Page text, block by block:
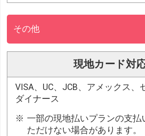
その他
現地カード対
VISA、UC、JCB、アメックス、
ダイナース
一部の現地払いプランの支払
ただけない場合があります。